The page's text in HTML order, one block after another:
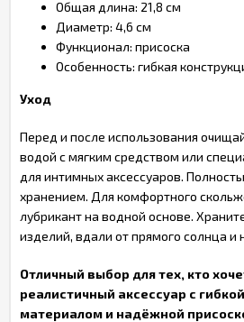
Общая длина: 21,8 см
Диаметр: 4,6 см
Функционал: присоска
Особенность: гибкая
Уход
Перед и после использования
водой с мягким средством или
для интимных аксессуаров.
хранением. Для комфортного
лубрикант на водной основе.
изделий, вдали от прямого солнца и
Отличный выбор для тех, кто
реалистичный аксессуар с
материалом и надёжной